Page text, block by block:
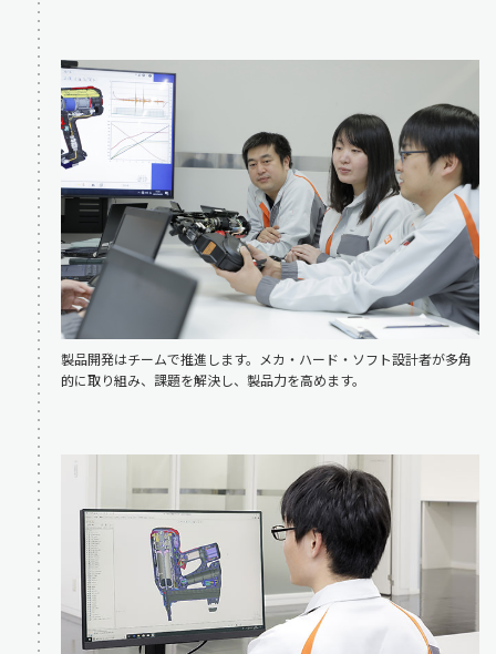
製品開発はチームで推進します。メカ・ハード・ソフト設計者が多角
的に取り組み、課題を解決し、製品力を高めます。